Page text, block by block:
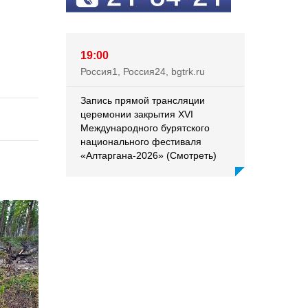
19:00
Россия1, Россия24, bgtrk.ru
Запись прямой трансляции
церемонии закрытия XVI
Международного бурятского
национального фестиваля
«Алтаргана-2026» (Смотреть)